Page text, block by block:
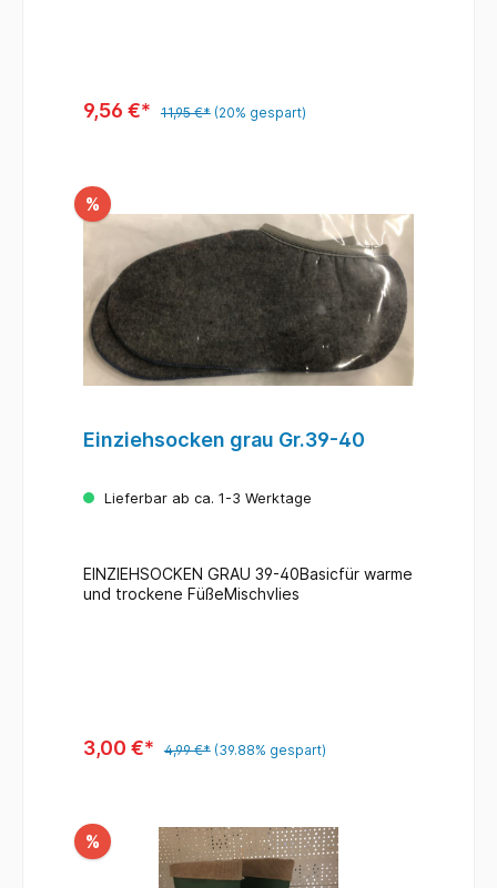
9,56 €* 11,95 €* (20% gespart)
%
Einziehsocken grau Gr.39-40
Lieferbar ab ca. 1-3 Werktage
EINZIEHSOCKEN GRAU 39-40Basicfür warme
und trockene FüßeMischvlies
3,00 €* 4,99 €* (39.88% gespart)
%